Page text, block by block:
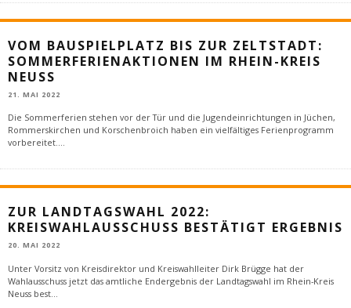
VOM BAUSPIELPLATZ BIS ZUR ZELTSTADT:
SOMMERFERIENAKTIONEN IM RHEIN-KREIS
NEUSS
21. MAI 2022
Die Sommerferien stehen vor der Tür und die Jugendeinrichtungen in Jüchen,
Rommerskirchen und Korschenbroich haben ein vielfältiges Ferienprogramm
vorbereitet....
ZUR LANDTAGSWAHL 2022:
KREISWAHLAUSSCHUSS BESTÄTIGT ERGEBNIS
20. MAI 2022
Unter Vorsitz von Kreisdirektor und Kreiswahlleiter Dirk Brügge hat der
Wahlausschuss jetzt das amtliche Endergebnis der Landtagswahl im Rhein-Kreis
Neuss best